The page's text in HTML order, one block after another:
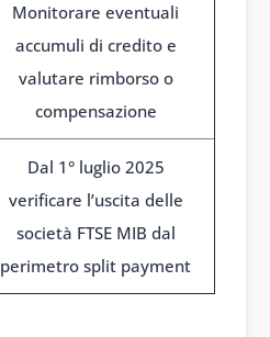
Monitorare eventuali
accumuli di credito e
valutare rimborso o
compensazione
Dal 1° luglio 2025
verificare l’uscita delle
società FTSE MIB dal
perimetro split payment